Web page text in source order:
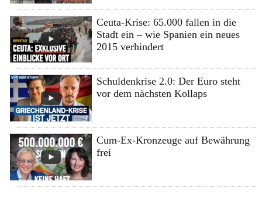
Ceuta-Krise: 65.000 fallen in die
Stadt ein – wie Spanien ein neues
2015 verhindert
Schuldenkrise 2.0: Der Euro steht
vor dem nächsten Kollaps
Cum-Ex-Kronzeuge auf Bewährung
frei